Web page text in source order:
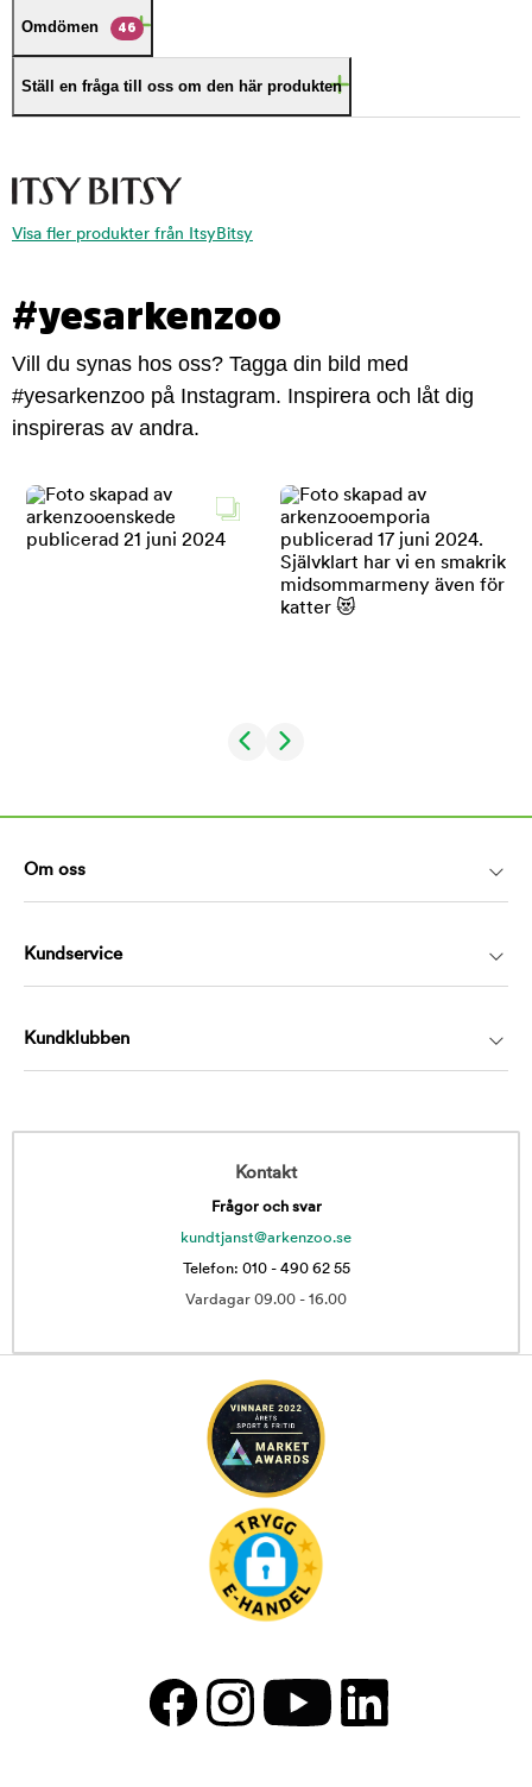
Omdömen 46
Ställ en fråga till oss om den här produkten
Visa fler produkter från ItsyBitsy
#yesarkenzoo
Vill du synas hos oss? Tagga din bild med
#yesarkenzoo på Instagram. Inspirera och låt dig
inspireras av andra.
Om oss
Kundservice
Kundklubben
Kontakt
Frågor och svar
kundtjanst@arkenzoo.se
Telefon: 010 - 490 62 55
Vardagar 09.00 - 16.00